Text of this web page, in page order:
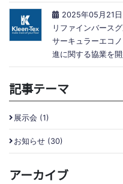
2025年05月21日
リファインバース
サーキュラーエコ
進に関する協業を
記事テーマ
展示会 (1)
お知らせ (30)
アーカイブ